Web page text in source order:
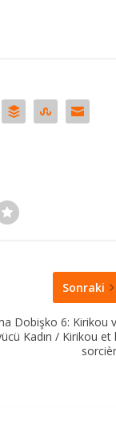
Sonraki
Dobişko 6: Kirikou
Kadın / Kirikou et